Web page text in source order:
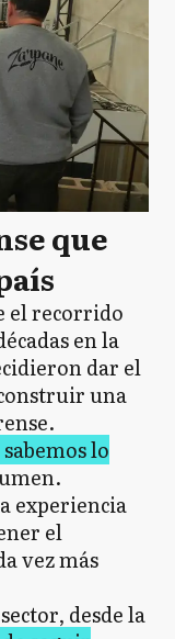
que
el recorrido
en la
dar el
una
lo
experiencia
el
vez más
desde la